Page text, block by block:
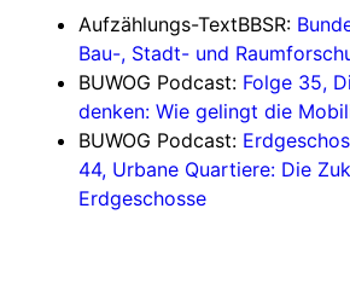
Aufzählungs-TextBBSR:
Bau-, Stadt- und
BUWOG Podcast: Folge 35,
denken: Wie gelingt die
BUWOG Podcast:
44, Urbane Quartiere: Die
Erdgeschosse